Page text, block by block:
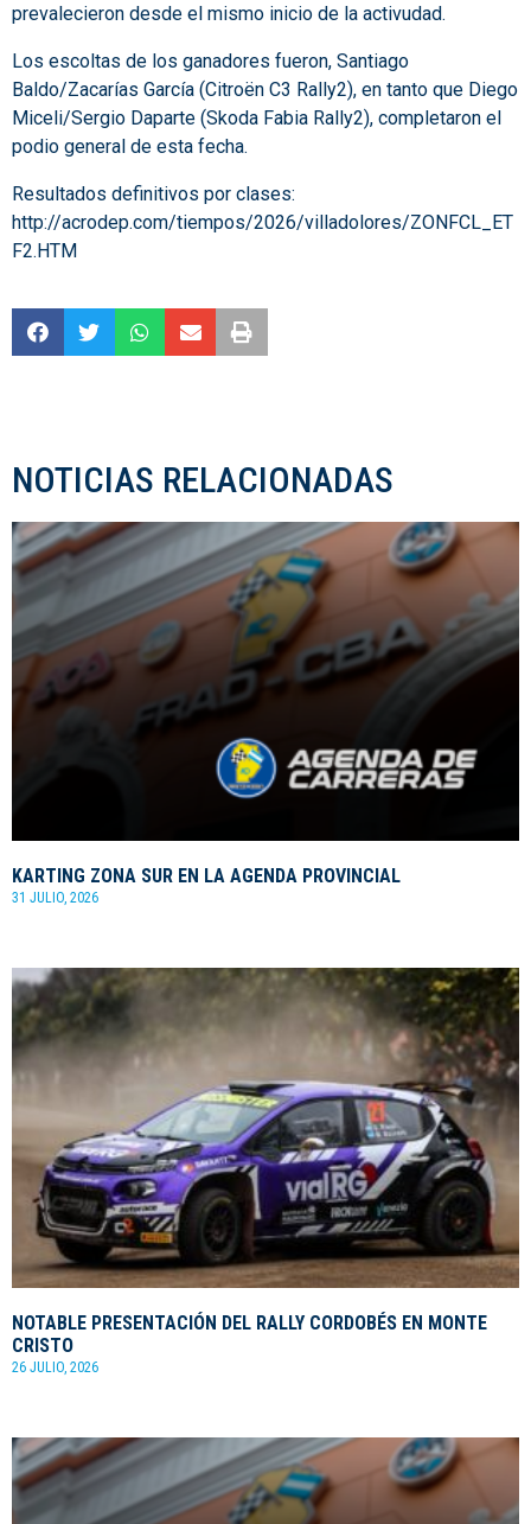
prevalecieron desde el mismo inicio de la activudad.
Los escoltas de los ganadores fueron, Santiago
Baldo/Zacarías García (Citroën C3 Rally2), en tanto que Diego
Miceli/Sergio Daparte (Skoda Fabia Rally2), completaron el
podio general de esta fecha.
Resultados definitivos por clases:
http://acrodep.com/tiempos/2026/villadolores/ZONFCL_ET
F2.HTM
NOTICIAS RELACIONADAS
KARTING ZONA SUR EN LA AGENDA PROVINCIAL
31 JULIO, 2026
NOTABLE PRESENTACIÓN DEL RALLY CORDOBÉS EN MONTE
CRISTO
26 JULIO, 2026